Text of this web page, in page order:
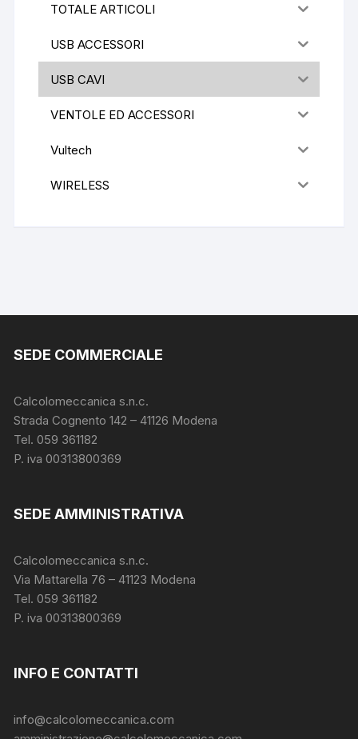
TOTALE ARTICOLI
USB ACCESSORI
USB CAVI
VENTOLE ED ACCESSORI
Vultech
WIRELESS
SEDE COMMERCIALE
Calcolomeccanica s.n.c.
Strada Cognento 142 – 41126 Modena
Tel. 059 361182
P. iva 00313800369
SEDE AMMINISTRATIVA
Calcolomeccanica s.n.c.
Via Mattarella 76 – 41123 Modena
Tel. 059 361182
P. iva 00313800369
INFO E CONTATTI
info@calcolomeccanica.com